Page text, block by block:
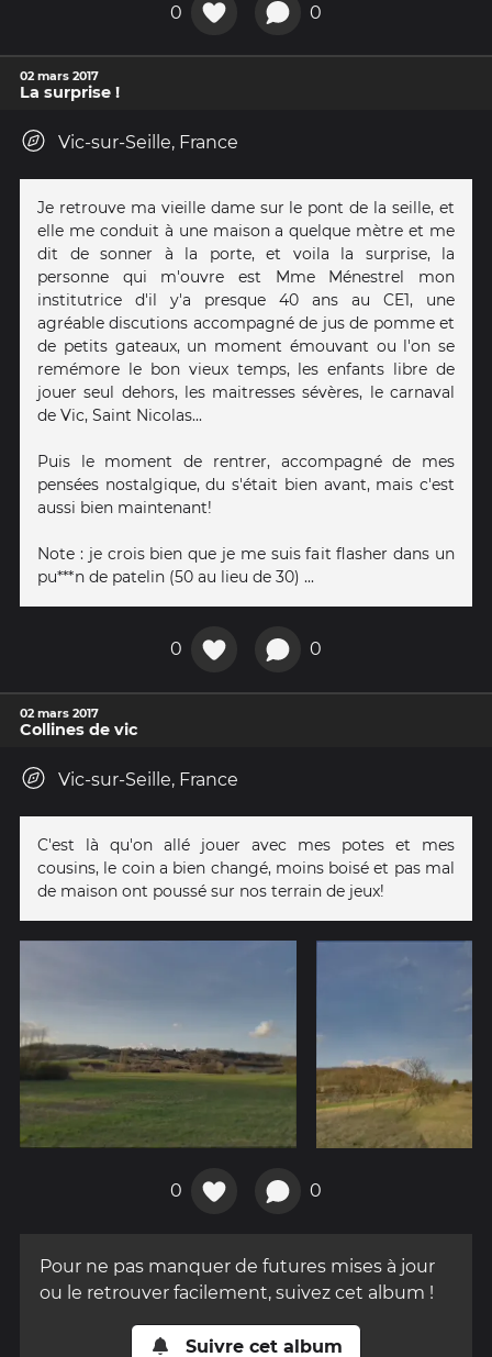
0 0
02 mars 2017
La surprise !
Vic-sur-Seille, France
Je retrouve ma vieille dame sur le pont de la seille, et
elle me conduit à une maison a quelque mètre et me
dit de sonner à la porte, et voila la surprise, la
personne qui m'ouvre est Mme Ménestrel mon
institutrice d'il y'a presque 40 ans au CE1, une
agréable discutions accompagné de jus de pomme et
de petits gateaux, un moment émouvant ou l'on se
remémore le bon vieux temps, les enfants libre de
jouer seul dehors, les maitresses sévères, le carnaval
de Vic, Saint Nicolas...
Puis le moment de rentrer, accompagné de mes
pensées nostalgique, du s'était bien avant, mais c'est
aussi bien maintenant!
Note : je crois bien que je me suis fait flasher dans un
pu***n de patelin (50 au lieu de 30) ...
0 0
02 mars 2017
Collines de vic
Vic-sur-Seille, France
C'est là qu'on allé jouer avec mes potes et mes
cousins, le coin a bien changé, moins boisé et pas mal
de maison ont poussé sur nos terrain de jeux!
0 0
Pour ne pas manquer de futures mises à jour
ou le retrouver facilement, suivez cet album !
Suivre cet album